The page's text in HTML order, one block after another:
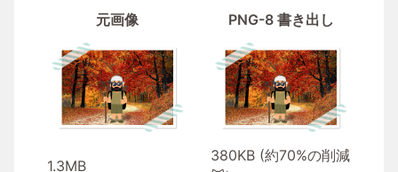
元画像 PNG-8 書き出し
1.3MB
380KB (約70%の削減